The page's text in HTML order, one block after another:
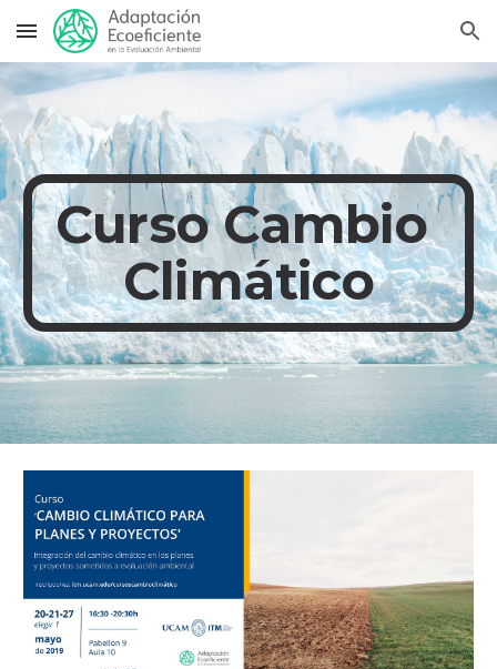
Skip to main content Skip to navigation
Curso Cambio
Climático